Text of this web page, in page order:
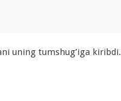
uning tumshug’iga kiribdi.